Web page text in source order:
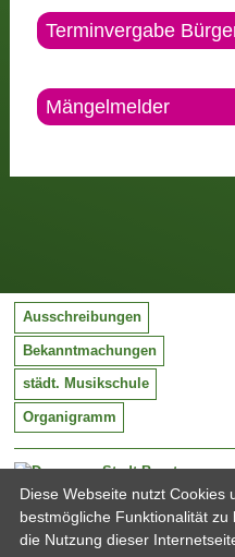
Terminvergabe
Mängelmelder
Stadt Barntrup
Mittelstraße 38
32683 Barntrup
Tel:
05263 /
Ausschreibungen
Bekanntmachungen
städt. Musikschule
Organigramm
Diese Webseite nutzt Cookies
bestmögliche Funktionalität zu
die Nutzung dieser